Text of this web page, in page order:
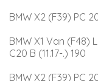
BMW X2 (F39) PC
BMW X1 Van (F48)
C20 B (11.17-.) 190
BMW X2 (F39) PC